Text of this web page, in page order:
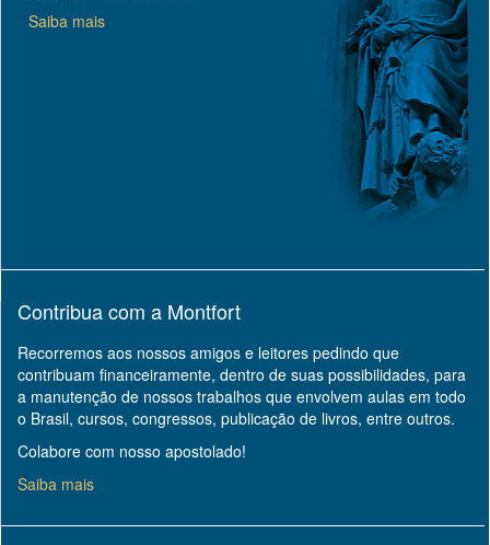
Saiba mais
Contribua com a Montfort
Recorremos aos nossos amigos e leitores pedindo que
contribuam financeiramente, dentro de suas possibilidades, para
a manutenção de nossos trabalhos que envolvem aulas em todo
o Brasil, cursos, congressos, publicação de livros, entre outros.
Colabore com nosso apostolado!
Saiba mais